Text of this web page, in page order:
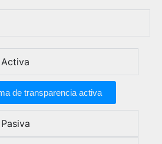
de transparencia activa